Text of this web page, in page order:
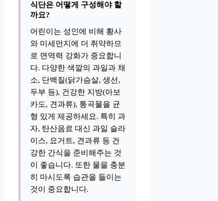
식단은 어떻게 구성해야 할
까요?
어린이는 성인에 비해 황사
와 미세먼지에 더 취약하므
로 면역력 강화가 중요합니
다. 다양한 색깔의 과일과 채
소, 단백질(닭가슴살, 생선,
두부 등), 건강한 지방(아보
카도, 견과류), 통곡물을 균
형 있게 제공하세요. 특히 과
자, 탄산음료 대신 과일 슬라
이스, 요거트, 견과류 등 건
강한 간식을 준비해주는 것
이 좋습니다. 또한 물을 충분
히 마시도록 습관을 들이는
것이 중요합니다.